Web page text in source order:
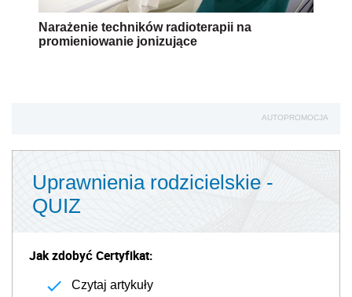
Narażenie techników radioterapii na
promieniowanie jonizujące
AUTOPROMOCJA
Uprawnienia rodzicielskie -
QUIZ
Jak zdobyć Certyfikat:
Czytaj artykuły